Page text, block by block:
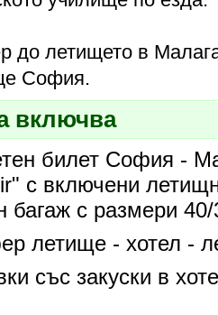
до летището в
София.
включва
билет София -
с включени
багаж с размери
летище - хотел -
със закуски в